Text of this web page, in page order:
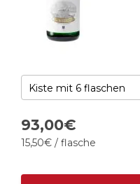
93,00€
15,50€ / flasche